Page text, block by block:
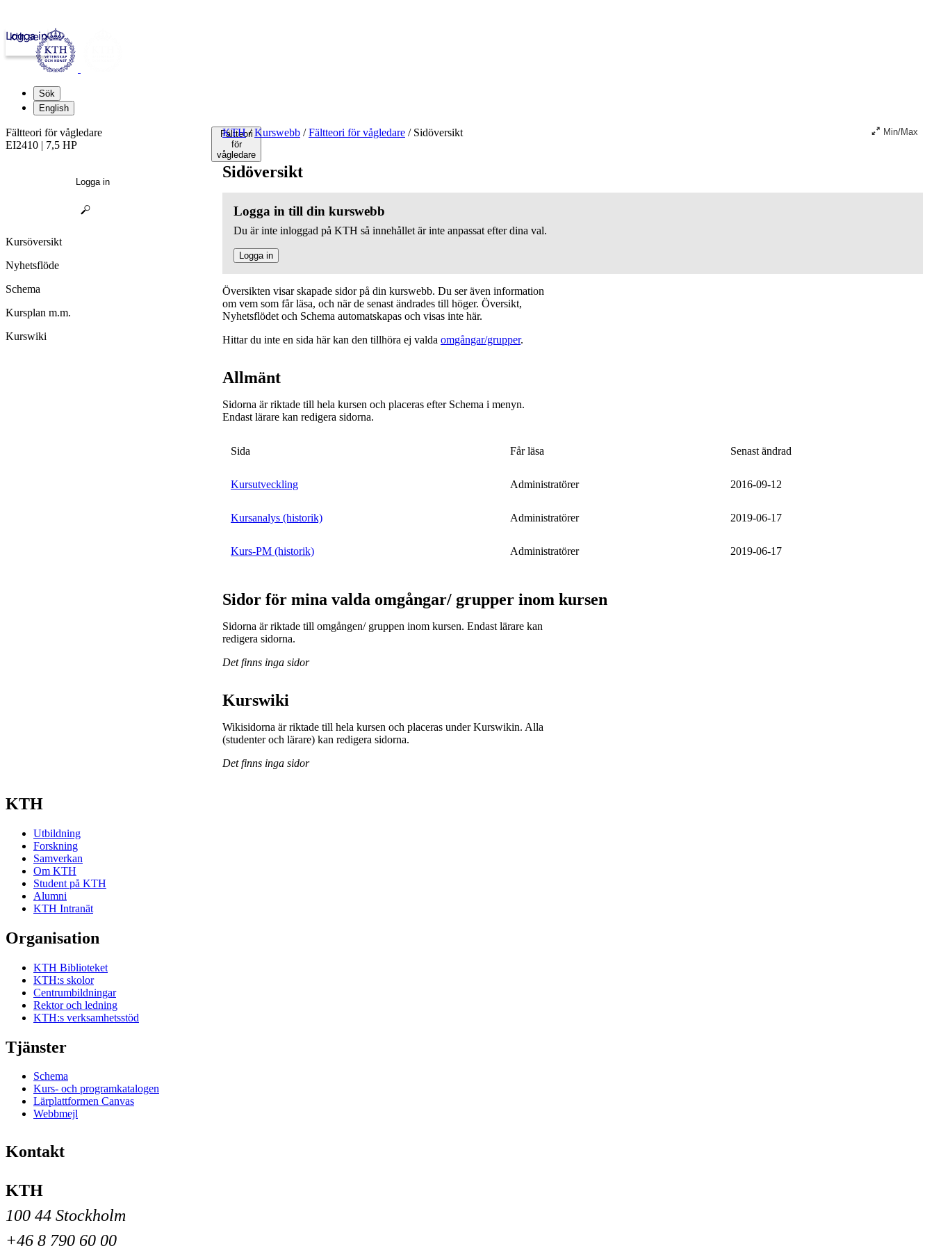
kth.se
Logga in
Sök
English
Fältteori
för
vågledare
KTH / Kurswebb / Fältteori för vågledare /Sidöversikt Min/Max
Sidöversikt
Logga in till din kurswebb
Du är inte inloggad på KTH så innehållet är inte anpassat efter dina val.
Logga in
Översikten visar skapade sidor på din kurswebb. Du ser även information
om vem som får läsa, och när de senast ändrades till höger. Översikt,
Nyhetsflödet och Schema automatskapas och visas inte här.
Hittar du inte en sida här kan den tillhöra ej valda omgångar/grupper.
Allmänt
Sidorna är riktade till hela kursen och placeras efter Schema i menyn.
Endast lärare kan redigera sidorna.
Sida Får läsa Senast ändrad
Kursutveckling Administratörer 2016-09-12
Kursanalys (historik) Administratörer 2019-06-17
Kurs-PM (historik) Administratörer 2019-06-17
Sidor för mina valda omgångar/ grupper inom kursen
Sidorna är riktade till omgången/ gruppen inom kursen. Endast lärare kan
redigera sidorna.
Det finns inga sidor
Kurswiki
Wikisidorna är riktade till hela kursen och placeras under Kurswikin. Alla
(studenter och lärare) kan redigera sidorna.
Det finns inga sidor
Fältteori för vågledare
EI2410 | 7,5 HP
Logga in
Kursöversikt
Nyhetsflöde
Schema
Kursplan m.m.
Kurswiki
KTH
Utbildning
Forskning
Samverkan
Om KTH
Student på KTH
Alumni
KTH Intranät
Organisation
KTH Biblioteket
KTH:s skolor
Centrumbildningar
Rektor och ledning
KTH:s verksamhetsstöd
Tjänster
Schema
Kurs- och programkatalogen
Lärplattformen Canvas
Webbmejl
Kontakt
KTH
100 44 Stockholm
+46 8 790 60 00